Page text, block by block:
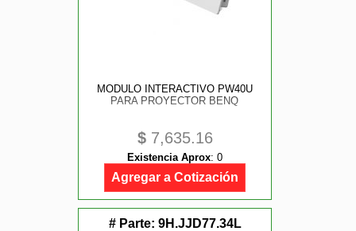
MODULO INTERACTIVO PW40U
PARA PROYECTOR BENQ
$7,635.16
Existencia Aprox: 0
Agregar a Cotización
# Parte: 9H.JJD77.34L